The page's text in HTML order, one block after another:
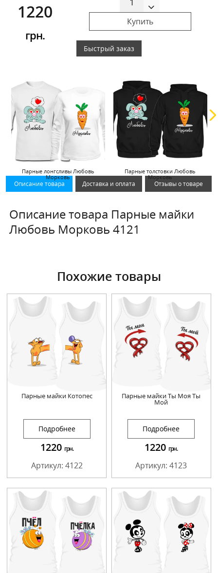
1220
грн.
Купить
Быстрый заказ
Парные лонгсливы Любовь
Морковь
Парные толстовки Любовь
Морковь
Описание товара Доставка и оплата Отзывы о товаре
Описание товара Парные майки
Любовь Морковь 4121
Похожие товары
Парные майки Котопес
Подробнее
1220 грн.
Артикул: 4122
Парные майки Ты Моя Ты
Мой
Подробнее
1220 грн.
Артикул: 4123